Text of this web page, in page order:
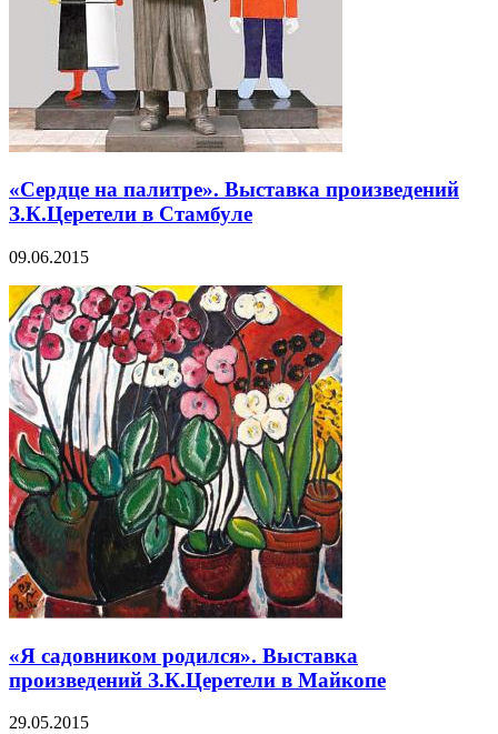
«Сердце на палитре». Выставка произведений
З.К.Церетели в Стамбуле
09.06.2015
«Я садовником родился». Выставка
произведений З.К.Церетели в Майкопе
29.05.2015